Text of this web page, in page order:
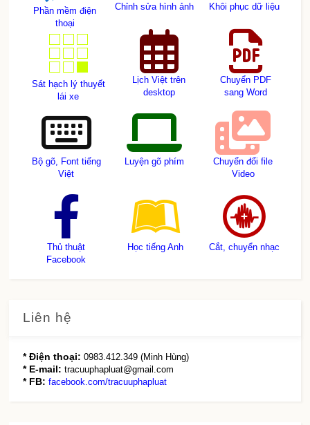
Phần mềm điện
thoại
Chỉnh sửa hình ảnh Khôi phục dữ liệu
Sát hạch lý thuyết
lái xe
Lịch Việt trên
desktop
Chuyển PDF
sang Word
Bộ gõ, Font tiếng
Việt
Luyện gõ phím
Chuyển đổi file
Video
Thủ thuật
Facebook
Học tiếng Anh Cắt, chuyển nhạc
Liên hệ
* Điện thoại:0983.412.349 (Minh Hùng)
* E-mail: tracuuphapluat@gmail.com
* FB:facebook.com/tracuuphapluat